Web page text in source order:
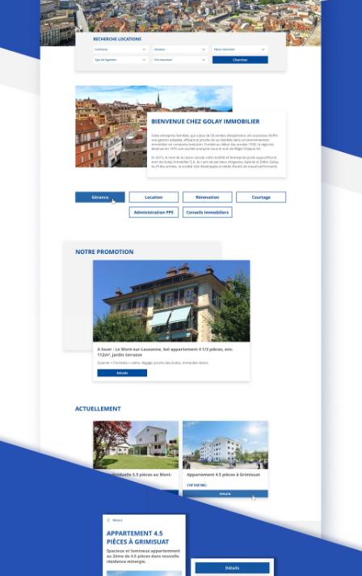
Agence
Expertises
Références
Actualités
Digital Trends
Produits
Contact